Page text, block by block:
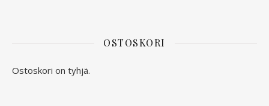
OSTOSKORI
Ostoskori on tyhjä.